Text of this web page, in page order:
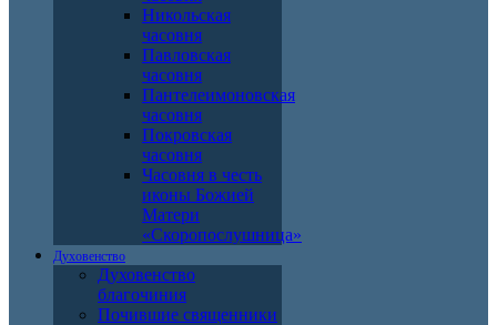
Никольская
часовня
Павловская
часовня
Пантелеимоновская
часовня
Покровская
часовня
Часовня в честь
иконы Божией
Матери
«Скоропослушница»
Духовенство
Духовенство
благочиния
Почившие священники